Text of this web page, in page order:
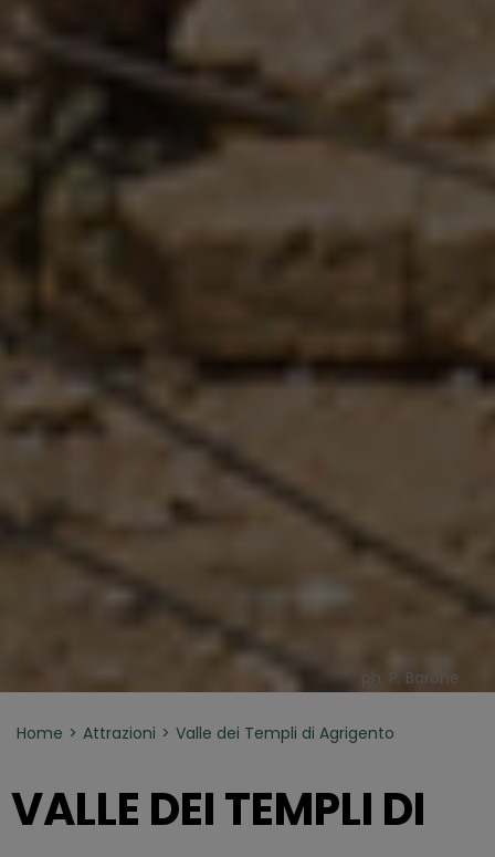
ph. P. Barone
Home Attrazioni Valle dei Templi di Agrigento
VALLE DEI TEMPLI DI